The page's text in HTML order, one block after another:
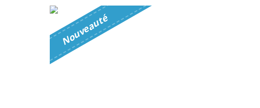
N
o
u
v
e
a
u
t
é